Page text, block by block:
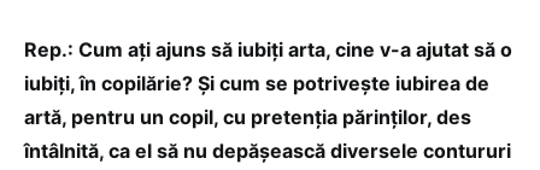
Rep.: Cum ați ajuns să iubiți arta, cine v-a ajutat să o
iubiți, în copilărie? Și cum se potrivește iubirea de
artă, pentru un copil, cu pretenția părinților, des
întâlnită, ca el să nu depășească diversele contururi